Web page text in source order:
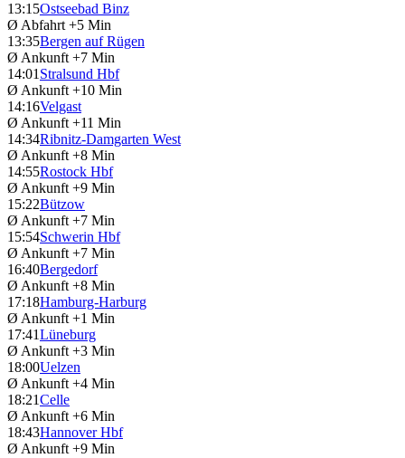
13:15Ostseebad Binz
Ø Abfahrt +5 Min
13:35Bergen auf Rügen
Ø Ankunft +7 Min
14:01Stralsund Hbf
Ø Ankunft +10 Min
14:16Velgast
Ø Ankunft +11 Min
14:34Ribnitz-Damgarten West
Ø Ankunft +8 Min
14:55Rostock Hbf
Ø Ankunft +9 Min
15:22Bützow
Ø Ankunft +7 Min
15:54Schwerin Hbf
Ø Ankunft +7 Min
16:40Bergedorf
Ø Ankunft +8 Min
17:18Hamburg-Harburg
Ø Ankunft +1 Min
17:41Lüneburg
Ø Ankunft +3 Min
18:00Uelzen
Ø Ankunft +4 Min
18:21Celle
Ø Ankunft +6 Min
18:43Hannover Hbf
Ø Ankunft +9 Min